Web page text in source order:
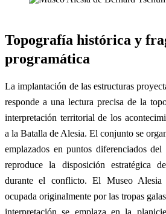
Topografía histórica y
programática
La implantación de las estructuras
responde a una lectura precisa de la
interpretación territorial de los
a la Batalla de Alesia. El conjunto se
emplazados en puntos diferenciados
reproduce la disposición estratégica
durante el conflicto. El Museo
ocupada originalmente por las tropas
interpretación se emplaza en la